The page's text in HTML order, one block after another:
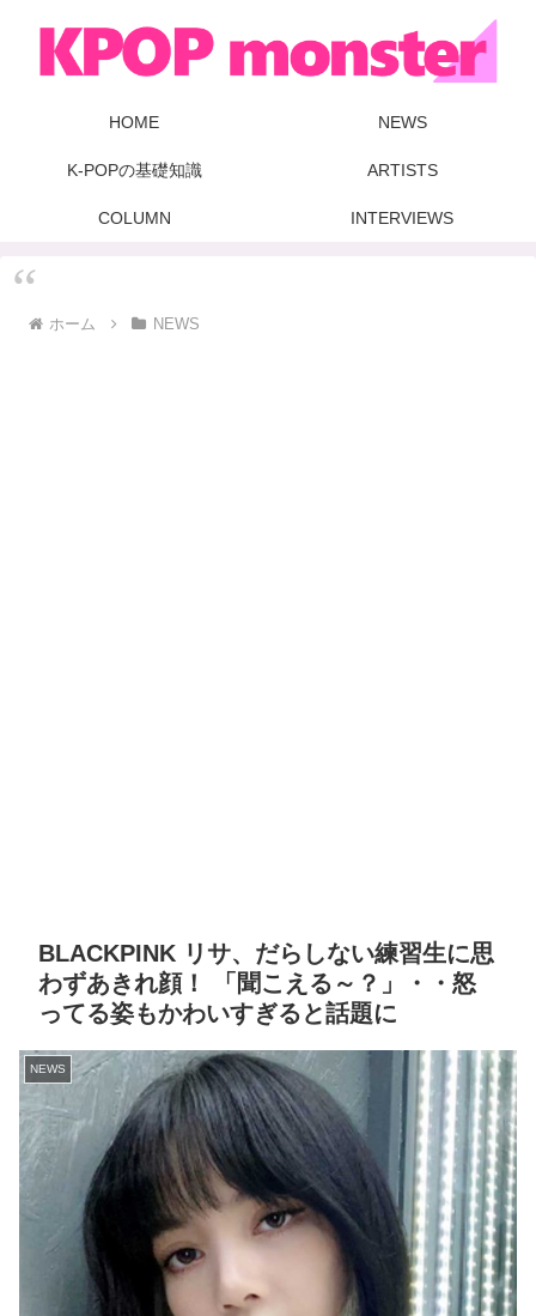
HOME NEWS
K-POPの基礎知識 ARTISTS
COLUMN INTERVIEWS
ホーム NEWS
BLACKPINK リサ、だらしない練習生に思
わずあきれ顔！ 「聞こえる～？」・・怒
ってる姿もかわいすぎると話題に
NEWS